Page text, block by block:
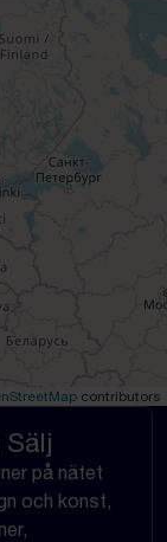
contributors
på nätet
och konst,